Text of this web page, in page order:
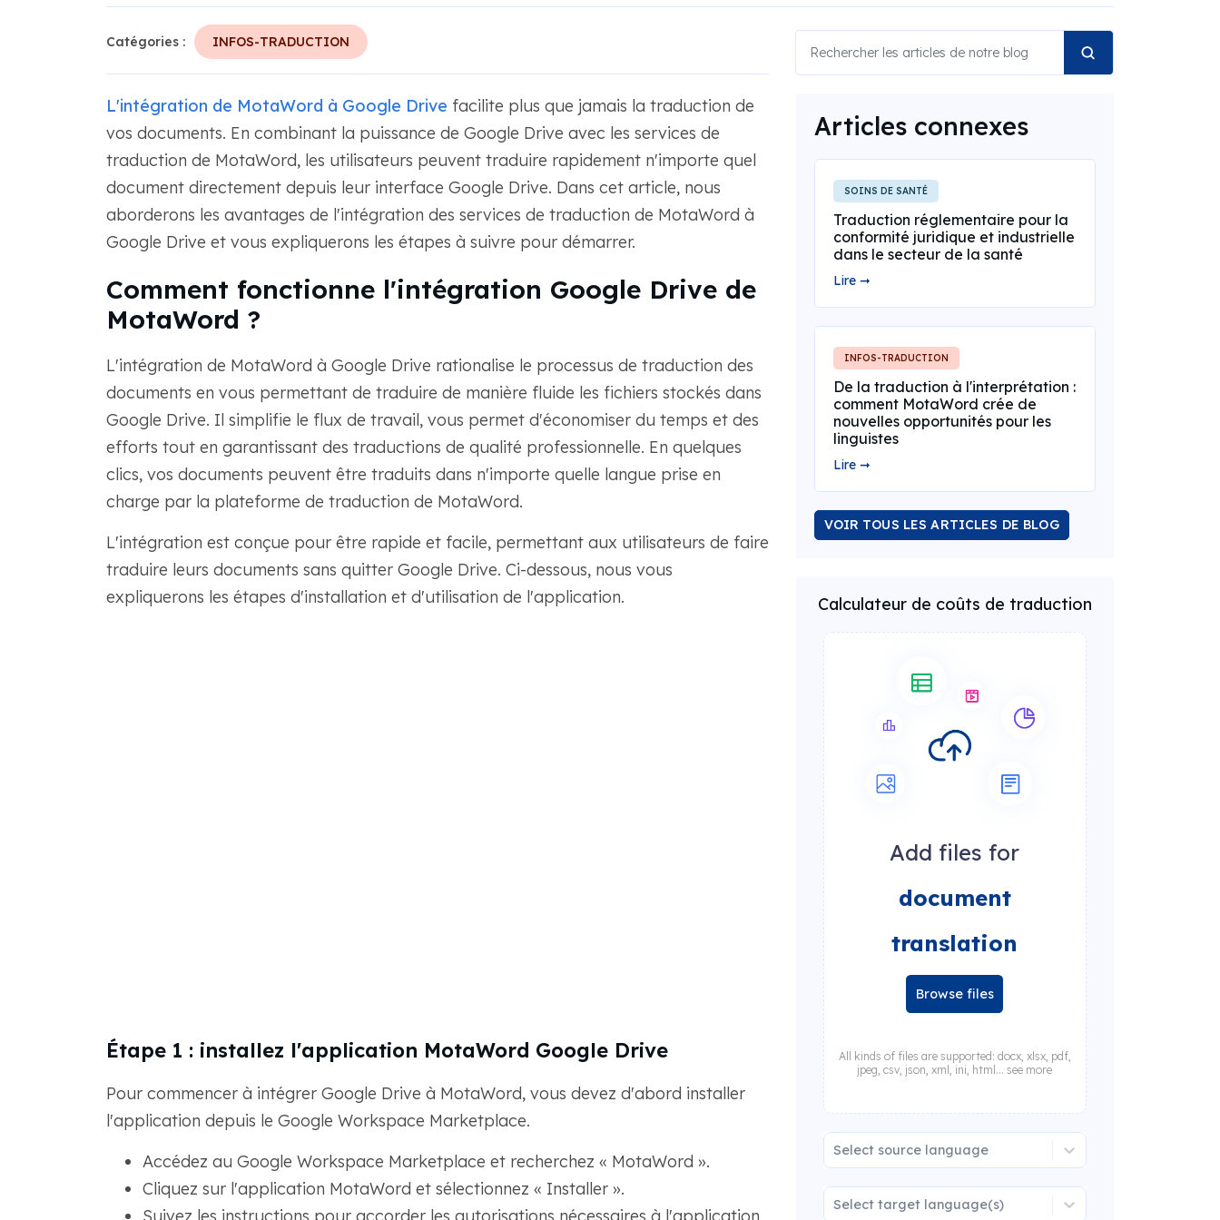
Catégories : INFOS-TRADUCTION
L'intégration de MotaWord à Google Drive facilite plus que jamais la traduction de
vos documents. En combinant la puissance de Google Drive avec les services de
traduction de MotaWord, les utilisateurs peuvent traduire rapidement n'importe quel
document directement depuis leur interface Google Drive. Dans cet article, nous
aborderons les avantages de l'intégration des services de traduction de MotaWord à
Google Drive et vous expliquerons les étapes à suivre pour démarrer.
Comment fonctionne l'intégration Google Drive de
MotaWord ?
L'intégration de MotaWord à Google Drive rationalise le processus de traduction des
documents en vous permettant de traduire de manière fluide les fichiers stockés dans
Google Drive. Il simplifie le flux de travail, vous permet d'économiser du temps et des
efforts tout en garantissant des traductions de qualité professionnelle. En quelques
clics, vos documents peuvent être traduits dans n'importe quelle langue prise en
charge par la plateforme de traduction de MotaWord.
L'intégration est conçue pour être rapide et facile, permettant aux utilisateurs de faire
traduire leurs documents sans quitter Google Drive. Ci-dessous, nous vous
expliquerons les étapes d'installation et d'utilisation de l'application.
Étape 1 : installez l'application MotaWord Google Drive
Pour commencer à intégrer Google Drive à MotaWord, vous devez d'abord installer
l'application depuis le Google Workspace Marketplace.
Accédez au Google Workspace Marketplace et recherchez « MotaWord ».
Cliquez sur l'application MotaWord et sélectionnez « Installer ».
Suivez les instructions pour accorder les autorisations nécessaires à l'application
Articles connexes
SOINS DE SANTÉ
Traduction réglementaire pour la
conformité juridique et industrielle
dans le secteur de la santé
Lire ➞
INFOS-TRADUCTION
De la traduction à l'interprétation :
comment MotaWord crée de
nouvelles opportunités pour les
linguistes
Lire ➞
VOIR TOUS LES ARTICLES DE BLOG
Calculateur de coûts de traduction
Add files for
document
translation
Browse files
All kinds of files are supported: docx, xlsx, pdf,
jpeg, csv, json, xml, ini, html... see more
Select source language
Select target language(s)